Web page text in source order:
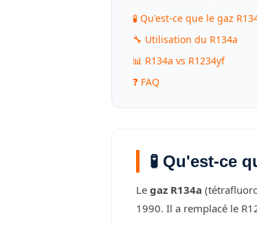
🧪 Qu'est-ce que le gaz
🔧 Utilisation du R134a
📊 R134a vs R1234yf
❓ FAQ
🧪 Qu'est-ce
Le gaz R134a
1990. Il a remplacé le